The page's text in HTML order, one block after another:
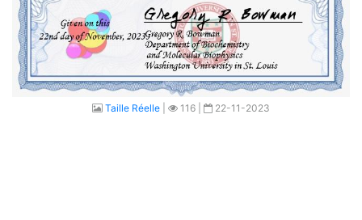
Taille Réelle 116 | 22-11-2023